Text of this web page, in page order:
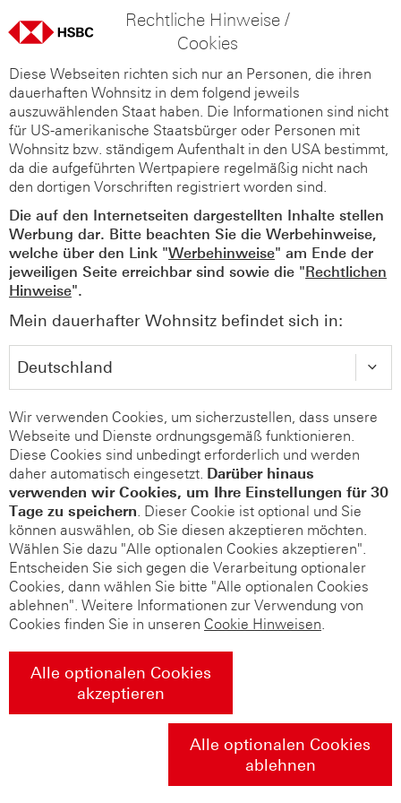
Rechtliche Hinweise /
Cookies
Diese Webseiten richten sich nur an Personen, die ihren
dauerhaften Wohnsitz in dem folgend jeweils
auszuwählenden Staat haben. Die Informationen sind nicht
für US-amerikanische Staatsbürger oder Personen mit
Wohnsitz bzw. ständigem Aufenthalt in den USA bestimmt,
da die aufgeführten Wertpapiere regelmäßig nicht nach
den dortigen Vorschriften registriert worden sind.
Die auf den Internetseiten dargestellten Inhalte stellen
Werbung dar. Bitte beachten Sie die Werbehinweise,
welche über den Link "Werbehinweise" am Ende der
jeweiligen Seite erreichbar sind sowie die "Rechtlichen
Hinweise".
Mein dauerhafter Wohnsitz befindet sich in:
Wir verwenden Cookies, um sicherzustellen, dass unsere
Webseite und Dienste ordnungsgemäß funktionieren.
Diese Cookies sind unbedingt erforderlich und werden
daher automatisch eingesetzt. Darüber hinaus
verwenden wir Cookies, um Ihre Einstellungen für 30
Tage zu speichern. Dieser Cookie ist optional und Sie
können auswählen, ob Sie diesen akzeptieren möchten.
Wählen Sie dazu "Alle optionalen Cookies akzeptieren".
Entscheiden Sie sich gegen die Verarbeitung optionaler
Cookies, dann wählen Sie bitte "Alle optionalen Cookies
ablehnen". Weitere Informationen zur Verwendung von
Cookies finden Sie in unseren Cookie Hinweisen.
Alle optionalen Cookies
akzeptieren
Alle optionalen Cookies
ablehnen